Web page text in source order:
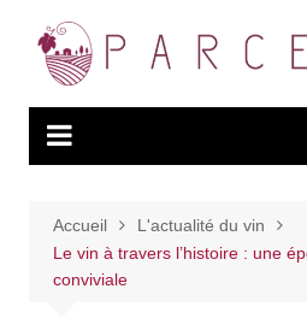
contenu
Accueil
L'actualité du vin
Le vin à travers l’histoire : une
conviviale